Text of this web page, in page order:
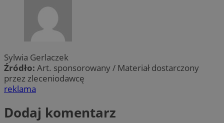
Sylwia Gerlaczek
Źródło: Art. sponsorowany / Materiał dostarczony
przez zleceniodawcę
reklama
Dodaj komentarz